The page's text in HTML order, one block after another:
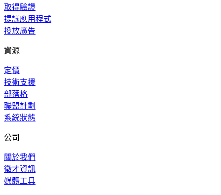
取得驗證
提議應用程式
投放廣告
資源
定價
技術支援
部落格
聯盟計劃
系統狀態
公司
關於我們
徵才資訊
媒體工具